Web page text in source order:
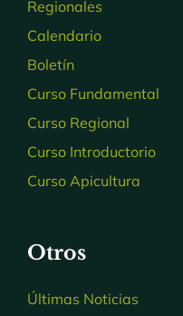
Regionales
Calendario
Boletín
Curso Fundamental
Curso Regional
Curso Introductorio
Curso Apicultura
Otros
Últimas Noticias